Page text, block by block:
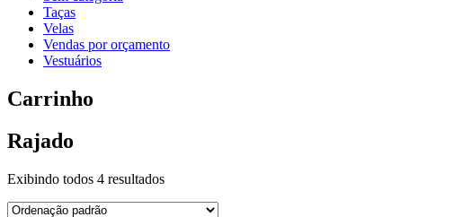
Taças
Velas
Vendas por orçamento
Vestuários
Carrinho
Rajado
Exibindo todos 4 resultados